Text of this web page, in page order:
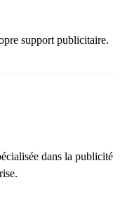
support publicitaire.
dans la publicité